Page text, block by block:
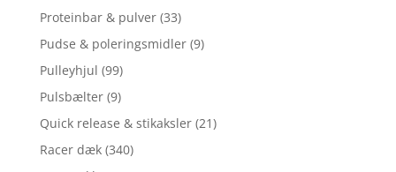
Proteinbar & pulver (33)
Pudse & poleringsmidler (9)
Pulleyhjul (99)
Pulsbælter (9)
Quick release & stikaksler (21)
Racer dæk (340)